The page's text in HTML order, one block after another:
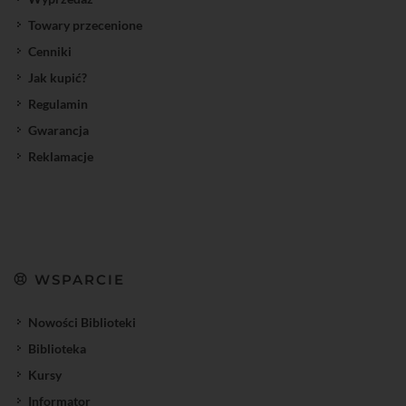
Towary przecenione
Cenniki
Jak kupić?
Regulamin
Gwarancja
Reklamacje
WSPARCIE
Nowości Biblioteki
Biblioteka
Kursy
Informator